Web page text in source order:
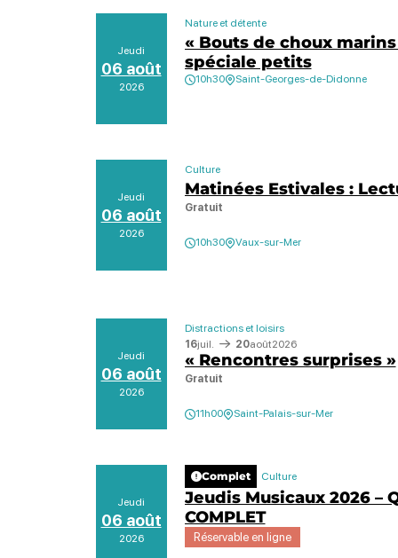
« Bouts de choux
spéciale petits
10h30 Saint-Georges-de-Didonne
Nature et détente
Jeudi
06 août
2026
Matinées Estivales :
Gratuit
10h30 Vaux-sur-Mer
Culture
Jeudi
06 août
2026
« Rencontres surprises »
Gratuit
11h00 Saint-Palais-sur-Mer
Distractions et loisirs
16juil. 20août2026
Jeudi
06 août
2026
Jeudis Musicaux 2026 –
COMPLET
Réservable en ligne
Complet Culture
Jeudi
06 août
2026